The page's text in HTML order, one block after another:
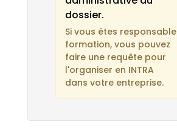
dossier.
Si vous êtes responsable
formation, vous pouvez
faire une requête pour
l'organiser en INTRA
dans votre entreprise.